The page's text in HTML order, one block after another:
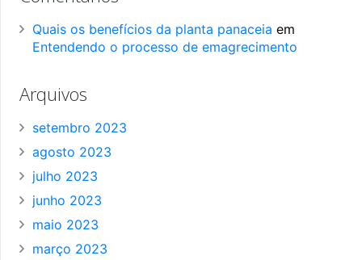
Quais os benefícios da planta panaceia em
Entendendo o processo de emagrecimento
Arquivos
setembro 2023
agosto 2023
julho 2023
junho 2023
maio 2023
março 2023